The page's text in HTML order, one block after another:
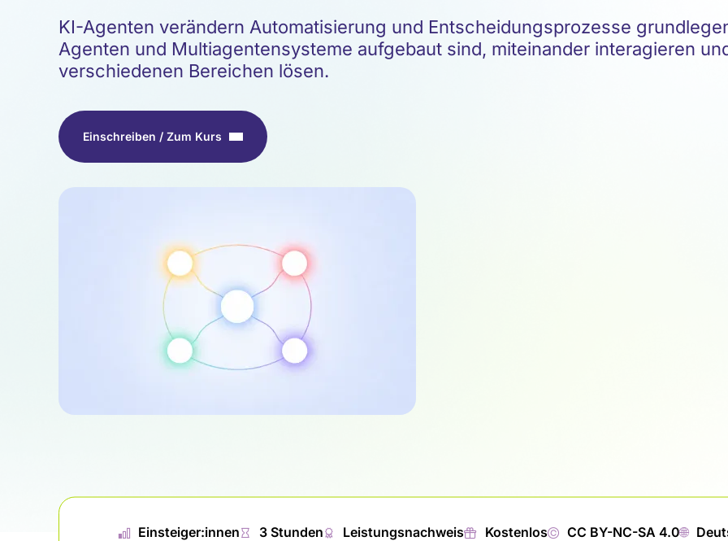
KI-Agenten verändern Automatisierung und Entscheidungsprozesse
Agenten und Multiagentensysteme aufgebaut sind, miteinander interagieren
verschiedenen Bereichen lösen.
Einschreiben / Zum Kurs
📊︎ Einsteiger:innen⏱ 3 Stunden🏅︎ Leistungsnachweis🎁︎ Kostenlos© CC BY-NC-SA 4.0🌐︎